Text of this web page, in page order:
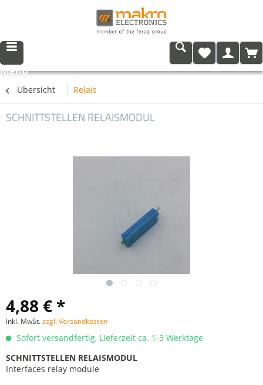
Menü
Übersicht Relais
SCHNITTSTELLEN RELAISMODUL
4,88 € *
inkl. MwSt.zzgl. Versandkosten
Sofort versandfertig, Lieferzeit ca. 1-3 Werktage
SCHNITTSTELLEN RELAISMODUL
Interfaces relay module